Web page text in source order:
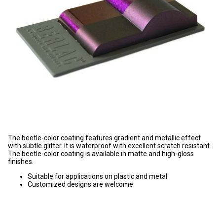
The beetle-color coating features gradient and metallic effect
with subtle glitter. It is waterproof with excellent scratch resistant.
The beetle-color coating is available in matte and high-gloss
finishes.
Suitable for applications on plastic and metal.
Customized designs are welcome.